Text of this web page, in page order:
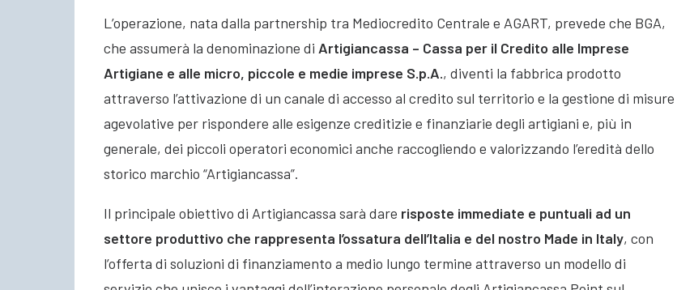
L’operazione, nata dalla partnership tra Mediocredito Centrale e AGART, prevede che BGA,
che assumerà la denominazione di Artigiancassa – Cassa per il Credito alle Imprese
Artigiane e alle micro, piccole e medie imprese S.p.A., diventi la fabbrica prodotto
attraverso l’attivazione di un canale di accesso al credito sul territorio e la gestione di misure
agevolative per rispondere alle esigenze creditizie e finanziarie degli artigiani e, più in
generale, dei piccoli operatori economici anche raccogliendo e valorizzando l’eredità dello
storico marchio “Artigiancassa”.
Il principale obiettivo di Artigiancassa sarà dare risposte immediate e puntuali ad un
settore produttivo che rappresenta l’ossatura dell’Italia e del nostro Made in Italy, con
l’offerta di soluzioni di finanziamento a medio lungo termine attraverso un modello di